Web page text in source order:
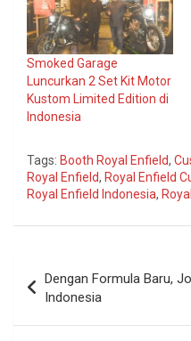
Smoked Garage
Luncurkan 2 Set Kit Motor
Kustom Limited Edition di
Indonesia
Tags: Booth Royal Enfield,
Royal Enfield, Royal Enfield
Royal Enfield Indonesia,
pos
Dengan Formula Baru,
Indonesia